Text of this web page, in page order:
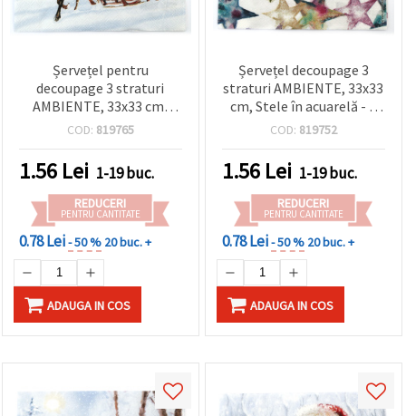
Șervețel pentru
decoupage 3 straturi
AMBIENTE, 33x33 cm,
Moș Crăciun în pădure
COD: 819765
1.56 Lei 1-19 buc.
REDUCERI
PENTRU CANTITATE
0.78 Lei- 50 % 20 buc. +
ADAUGA IN COS
Șervețel decoupage 3
straturi AMBIENTE, 33x33
cm, Stele în acuarelă - 1
bucată
COD: 819752
1.56 Lei 1-19 buc.
REDUCERI
PENTRU CANTITATE
0.78 Lei- 50 % 20 buc. +
ADAUGA IN COS